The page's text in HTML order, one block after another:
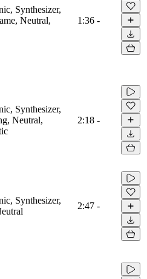
Synthesizer,
Neutral,
1:36 -
Synthesizer,
Neutral,
2:18 -
Synthesizer,
2:47 -